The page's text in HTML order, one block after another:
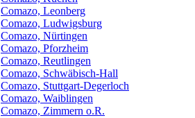
Comazo, Leonberg
Comazo, Ludwigsburg
Comazo, Nürtingen
Comazo, Pforzheim
Comazo, Reutlingen
Comazo, Schwäbisch-Hall
Comazo, Stuttgart-Degerloch
Comazo, Waiblingen
Comazo, Zimmern o.R.